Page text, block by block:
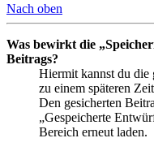
Nach oben
Was bewirkt die
Beitrags?
Hiermit kannst du die
zu einem späteren
Den gesicherten
„Gespeicherte
Bereich erneut laden.